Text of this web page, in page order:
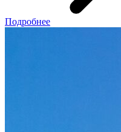
Подробнее